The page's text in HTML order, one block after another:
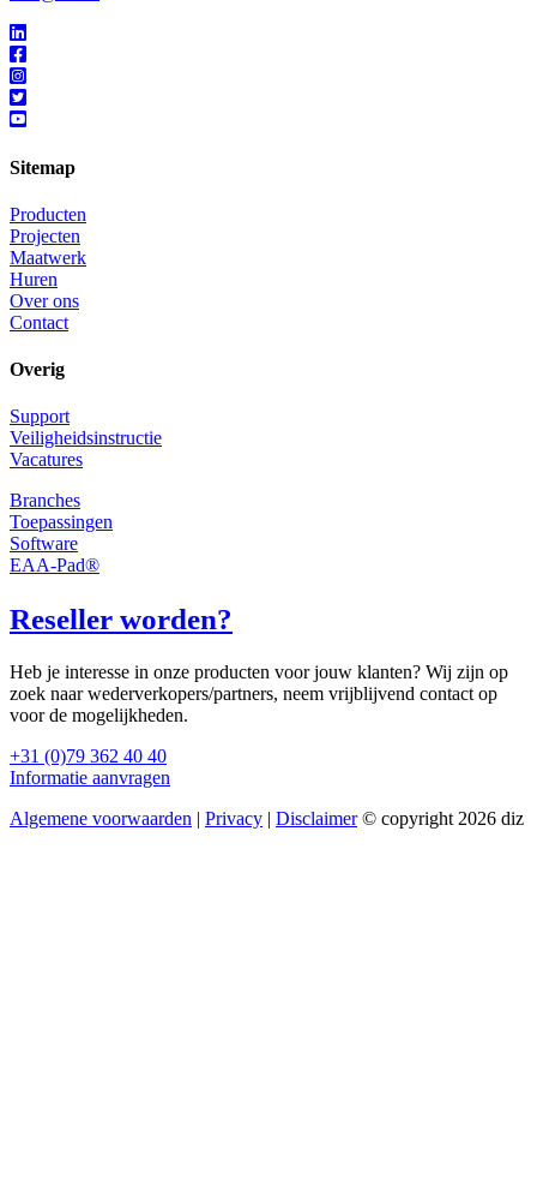
Sitemap
Producten
Projecten
Maatwerk
Huren
Over ons
Contact
Overig
Support
Veiligheidsinstructie
Vacatures
Branches
Toepassingen
Software
EAA-Pad®
Reseller worden?
Heb je interesse in onze producten voor jouw klanten? Wij zijn op
zoek naar wederverkopers/partners, neem vrijblijvend contact op
voor de mogelijkheden.
+31 (0)79 362 40 40
Informatie aanvragen
Algemene voorwaarden | Privacy | Disclaimer© copyright 2026 diz